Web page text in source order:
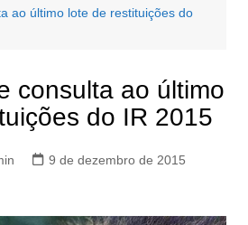
ao último lote de restituições do
consulta ao último
do IR 2015
9 de dezembro de 2015